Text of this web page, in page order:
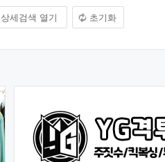
상세검색 열기 초기화